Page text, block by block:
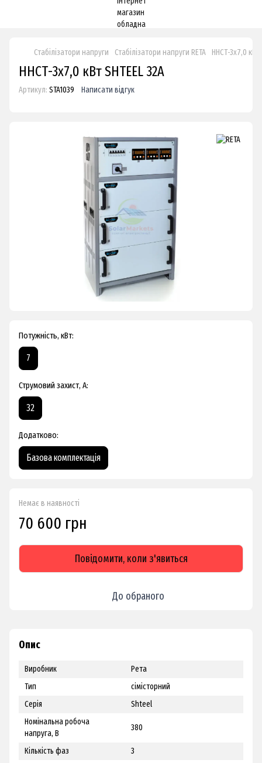
Стабілізатори напруги Стабілізатори напруги RETA ННСТ-3х7,0 кВт
ННСТ-3х7,0 кВт SHTEEL 32А
Артикул: STA1039 Написати відгук
Потужність, кВт:
7
Струмовий захист, А:
32
Додатково:
Базова комплектація
Немає в наявності
70 600 грн
Повідомити, коли з'явиться
До обраного
Опис
Виробник
Рета
Тип
сімісторний
Серія
Shteel
Номінальна робоча
напруга, В
380
Кількість фаз
3